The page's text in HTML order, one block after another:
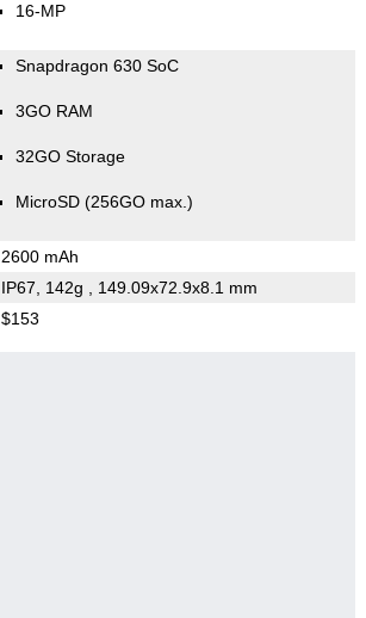
16-MP
Snapdragon 630 SoC
3GO RAM
32GO Storage
MicroSD (256GO max.)
2600 mAh
IP67, 142g , 149.09x72.9x8.1 mm
$153